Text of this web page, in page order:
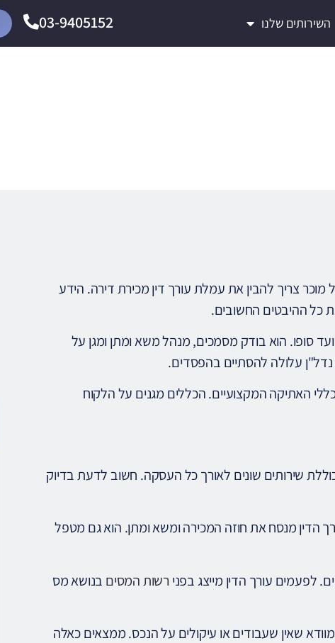
השירותים שלנו 03-9405152
צריך להבין את עמלת עורך דין מכירת דירה. הידע
כל ההיבטים החשובים.
סופו. הוא בודק מסמכים, מנהל משא ומתן ומגן על
עלולה להסתיים בהפסדים.
כללי האתיקה המקצועיים. הכללים מגנים על הלקוח
שירותים שונים לאורך כל העסקה. חשוב לדעת בדיוק
הדין מנסח את חוזה המכירה ומשא ומתן. הוא גם מטפל
לפעמים עורך הדין מייצג בפני רשות המסים בנושא מס
שאין שעבודים או עיקולים על הנכס. ממצאים כאלה